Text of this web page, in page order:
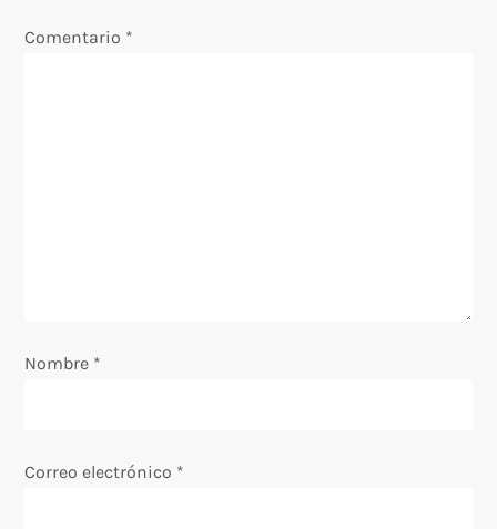
n
r
Comentario *
Nombre *
Correo electrónico *